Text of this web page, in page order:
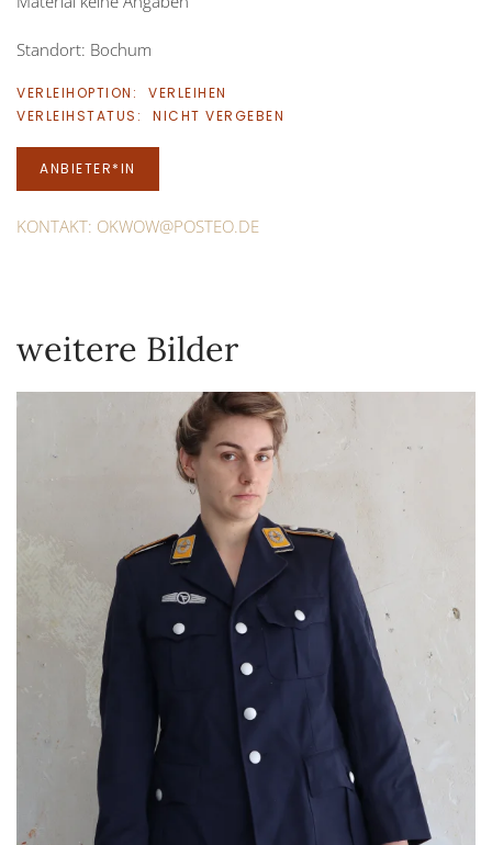
Standort: Bochum
VERLEIHOPTION:
VERLEIHEN
VERLEIHSTATUS:
NICHT VERGEBEN
ANBIETER*IN
KONTAKT: OKWOW@POSTEO.DE
weitere Bilder
VERGRÖSSERN